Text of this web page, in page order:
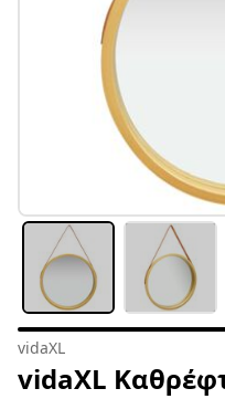
vidaXL
vidaXL